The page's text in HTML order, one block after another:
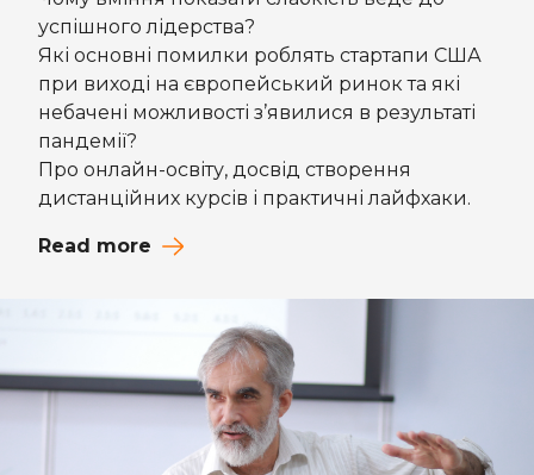
успішного лідерства?
Які основні помилки роблять стартапи США
при виході на європейський ринок та які
небачені можливості з’явилися в результаті
пандемії?
Про онлайн-освіту, досвід створення
дистанційних курсів і практичні лайфхаки.
Read more